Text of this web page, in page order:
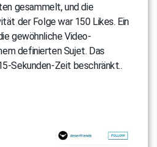
gesammelt, und die
der Folge war 150 Likes. Ein
gewöhnliche Video-
definierten Sujet. Das
Sekunden-Zeit beschränkt..